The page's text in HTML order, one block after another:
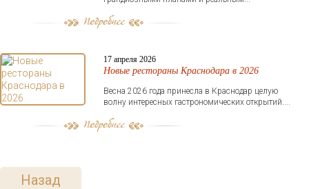
17 апреля 2026
Новые рестораны Краснодара в 2026
Весна 2026 года принесла в Краснодар целую
волну интересных гастрономических открытий....
Назад